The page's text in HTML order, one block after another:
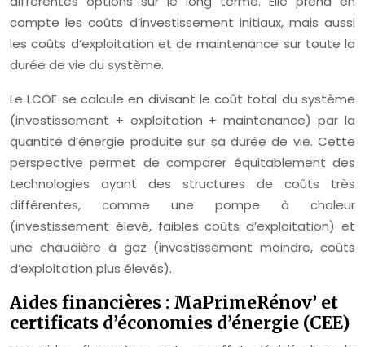
compte les coûts d’investissement initiaux, mais aussi
les coûts d’exploitation et de maintenance sur toute la
durée de vie du système.
Le LCOE se calcule en divisant le coût total du système
(investissement + exploitation + maintenance) par la
quantité d’énergie produite sur sa durée de vie. Cette
perspective permet de comparer équitablement des
technologies ayant des structures de coûts très
différentes, comme une pompe à chaleur
(investissement élevé, faibles coûts d’exploitation) et
une chaudière à gaz (investissement moindre, coûts
d’exploitation plus élevés).
Aides financières : MaPrimeRénov’ et
certificats d’économies d’énergie (CEE)